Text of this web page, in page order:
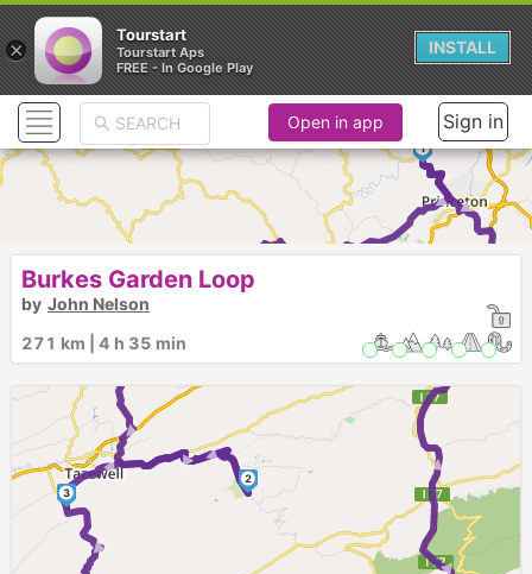
► ► ► ► ►
► ► ►
► ► ►
► ►
1
2
3
Open in app Sign in
Burkes Garden Loop
by John Nelson
271 km | 4 h 35 min
×
Tourstart
Tourstart Aps
FREE - In Google Play
INSTALL